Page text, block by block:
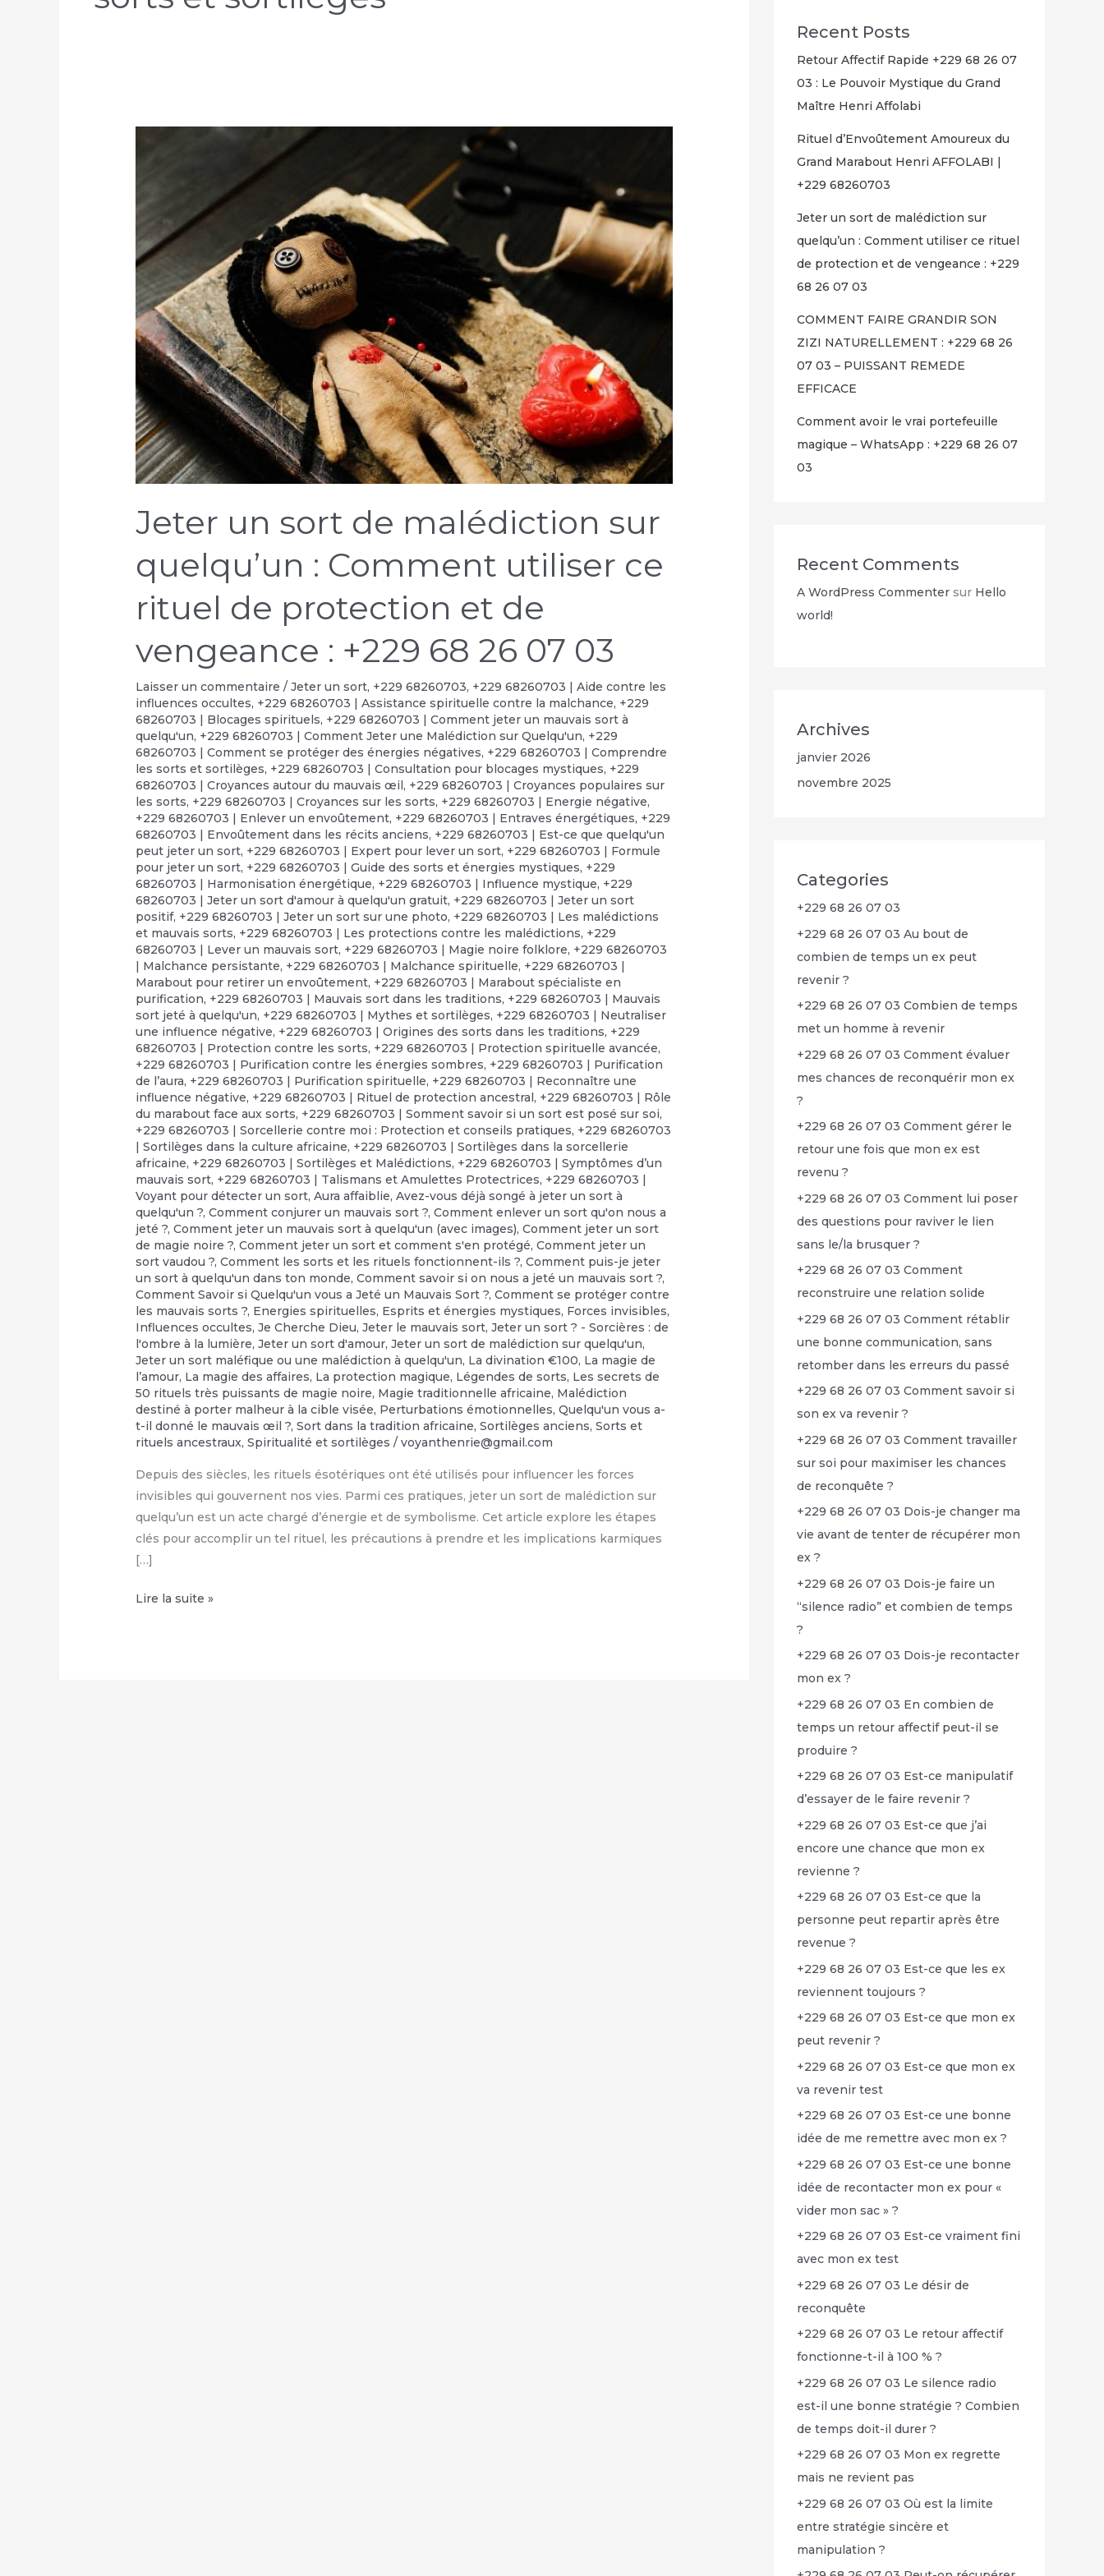
Jeter un sort de malédiction sur
quelqu’un : Comment utiliser ce
rituel de protection et de
vengeance : +229 68 26 07 03
Laisser un commentaire /Jeter un sort, +229 68260703, +229 68260703 | Aide contre les
influences occultes, +229 68260703 | Assistance spirituelle contre la malchance, +229
68260703 | Blocages spirituels, +229 68260703 | Comment jeter un mauvais sort à
quelqu'un, +229 68260703 | Comment Jeter une Malédiction sur Quelqu'un, +229
68260703 | Comment se protéger des énergies négatives, +229 68260703 | Comprendre
les sorts et sortilèges, +229 68260703 | Consultation pour blocages mystiques, +229
68260703 | Croyances autour du mauvais œil, +229 68260703 | Croyances populaires sur
les sorts, +229 68260703 | Croyances sur les sorts, +229 68260703 | Energie négative,
+229 68260703 | Enlever un envoûtement, +229 68260703 | Entraves énergétiques, +229
68260703 | Envoûtement dans les récits anciens, +229 68260703 | Est-ce que quelqu'un
peut jeter un sort, +229 68260703 | Expert pour lever un sort, +229 68260703 | Formule
pour jeter un sort, +229 68260703 | Guide des sorts et énergies mystiques, +229
68260703 | Harmonisation énergétique, +229 68260703 | Influence mystique, +229
68260703 | Jeter un sort d'amour à quelqu'un gratuit, +229 68260703 | Jeter un sort
positif, +229 68260703 | Jeter un sort sur une photo, +229 68260703 | Les malédictions
et mauvais sorts, +229 68260703 | Les protections contre les malédictions, +229
68260703 | Lever un mauvais sort, +229 68260703 | Magie noire folklore, +229 68260703
| Malchance persistante, +229 68260703 | Malchance spirituelle, +229 68260703 |
Marabout pour retirer un envoûtement, +229 68260703 | Marabout spécialiste en
purification, +229 68260703 | Mauvais sort dans les traditions, +229 68260703 | Mauvais
sort jeté à quelqu'un, +229 68260703 | Mythes et sortilèges, +229 68260703 | Neutraliser
une influence négative, +229 68260703 | Origines des sorts dans les traditions, +229
68260703 | Protection contre les sorts, +229 68260703 | Protection spirituelle avancée,
+229 68260703 | Purification contre les énergies sombres, +229 68260703 | Purification
de l’aura, +229 68260703 | Purification spirituelle, +229 68260703 | Reconnaître une
influence négative, +229 68260703 | Rituel de protection ancestral, +229 68260703 | Rôle
du marabout face aux sorts, +229 68260703 | Somment savoir si un sort est posé sur soi,
+229 68260703 | Sorcellerie contre moi : Protection et conseils pratiques, +229 68260703
| Sortilèges dans la culture africaine, +229 68260703 | Sortilèges dans la sorcellerie
africaine, +229 68260703 | Sortilèges et Malédictions, +229 68260703 | Symptômes d’un
mauvais sort, +229 68260703 | Talismans et Amulettes Protectrices, +229 68260703 |
Voyant pour détecter un sort,Aura affaiblie,Avez-vous déjà songé à jeter un sort à
quelqu'un ?,Comment conjurer un mauvais sort ?,Comment enlever un sort qu'on nous a
jeté ?,Comment jeter un mauvais sort à quelqu'un (avec images),Comment jeter un sort
de magie noire ?,Comment jeter un sort et comment s'en protégé,Comment jeter un
sort vaudou ?,Comment les sorts et les rituels fonctionnent-ils ?,Comment puis-je jeter
un sort à quelqu'un dans ton monde,Comment savoir si on nous a jeté un mauvais sort ?,
Comment Savoir si Quelqu'un vous a Jeté un Mauvais Sort ?,Comment se protéger contre
les mauvais sorts ?, Energies spirituelles, Esprits et énergies mystiques, Forces invisibles,
Influences occultes,Je Cherche Dieu,Jeter le mauvais sort,Jeter un sort ? - Sorcières : de
l'ombre à la lumière,Jeter un sort d'amour,Jeter un sort de malédiction sur quelqu'un,
Jeter un sort maléfique ou une malédiction à quelqu'un, La divination €100, ‎La magie de
l’amour, ‎La magie des affaires, ‎La protection magique, Légendes de sorts, Les secrets de
50 rituels très puissants de magie noire, Magie traditionnelle africaine, Malédiction
destiné à porter malheur à la cible visée, Perturbations émotionnelles,Quelqu'un vous a-
t-il donné le mauvais œil ?,Sort dans la tradition africaine,Sortilèges anciens,Sorts et
rituels ancestraux,Spiritualité et sortilèges /voyanthenrie@gmail.com
Depuis des siècles, les rituels ésotériques ont été utilisés pour influencer les forces
invisibles qui gouvernent nos vies. Parmi ces pratiques, jeter un sort de malédiction sur
quelqu’un est un acte chargé d’énergie et de symbolisme. Cet article explore les étapes
clés pour accomplir un tel rituel, les précautions à prendre et les implications karmiques
[…]
Jeter
Lire la suite »
Recent Posts
Retour Affectif Rapide +229 68 26 07
03 : Le Pouvoir Mystique du Grand
Maître Henri Affolabi
Rituel d’Envoûtement Amoureux du
Grand Marabout Henri AFFOLABI |
+229 68260703
Jeter un sort de malédiction sur
quelqu’un : Comment utiliser ce rituel
de protection et de vengeance : +229
68 26 07 03
COMMENT FAIRE GRANDIR SON
ZIZI NATURELLEMENT : +229 68 26
07 03 – PUISSANT REMEDE
EFFICACE
Comment avoir le vrai portefeuille
magique – WhatsApp : +229 68 26 07
03
Recent Comments
A WordPress Commenter sur Hello
world!
Archives
janvier 2026
novembre 2025
Categories
+229 68 26 07 03
+229 68 26 07 03 Au bout de
combien de temps un ex peut
revenir ?
+229 68 26 07 03 Combien de temps
met un homme à revenir
+229 68 26 07 03 Comment évaluer
mes chances de reconquérir mon ex
?
+229 68 26 07 03 Comment gérer le
retour une fois que mon ex est
revenu ?
+229 68 26 07 03 Comment lui poser
des questions pour raviver le lien
sans le/la brusquer ?
+229 68 26 07 03 Comment
reconstruire une relation solide
+229 68 26 07 03 Comment rétablir
une bonne communication, sans
retomber dans les erreurs du passé
+229 68 26 07 03 Comment savoir si
son ex va revenir ?
+229 68 26 07 03 Comment travailler
sur soi pour maximiser les chances
de reconquête ?
+229 68 26 07 03 Dois-je changer ma
vie avant de tenter de récupérer mon
ex ?
+229 68 26 07 03 Dois-je faire un
“silence radio” et combien de temps
?
+229 68 26 07 03 Dois-je recontacter
mon ex ?
+229 68 26 07 03 En combien de
temps un retour affectif peut-il se
produire ?
+229 68 26 07 03 Est-ce manipulatif
d’essayer de le faire revenir ?
+229 68 26 07 03 Est-ce que j’ai
encore une chance que mon ex
revienne ?
+229 68 26 07 03 Est-ce que la
personne peut repartir après être
revenue ?
+229 68 26 07 03 Est-ce que les ex
reviennent toujours ?
+229 68 26 07 03 Est-ce que mon ex
peut revenir ?
+229 68 26 07 03 Est-ce que mon ex
va revenir test
+229 68 26 07 03 Est-ce une bonne
idée de me remettre avec mon ex ?
+229 68 26 07 03 Est-ce une bonne
idée de recontacter mon ex pour «
vider mon sac » ?
+229 68 26 07 03 Est-ce vraiment fini
avec mon ex test
+229 68 26 07 03 Le désir de
reconquête
+229 68 26 07 03 Le retour affectif
fonctionne-t-il à 100 % ?
+229 68 26 07 03 Le silence radio
est-il une bonne stratégie ? Combien
de temps doit-il durer ?
+229 68 26 07 03 Mon ex regrette
mais ne revient pas
+229 68 26 07 03 Où est la limite
entre stratégie sincère et
manipulation ?